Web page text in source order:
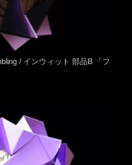
/ インウィット 部品B 「フ